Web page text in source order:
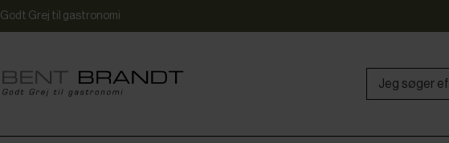
Godt Grej til gastronomi